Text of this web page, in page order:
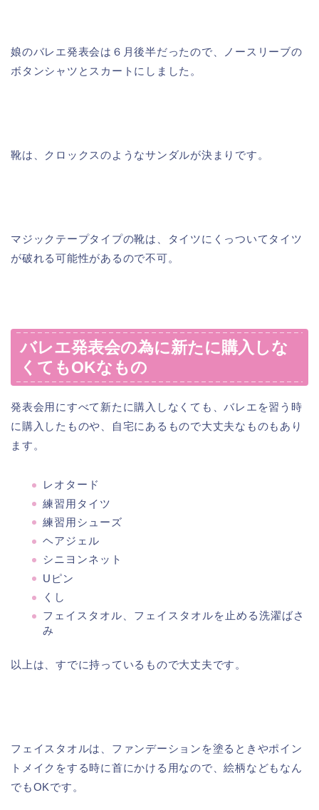
娘のバレエ発表会は６月後半だったので、ノースリーブの
ボタンシャツとスカートにしました。
靴は、 クロックスのようなサンダルが決まりです。
マジックテープタイプの靴は、タイツにくっついてタイツ
が破れる可能性があるので不可。
バレエ発表会の為に新たに購入しな
くてもOKなもの
発表会用にすべて新たに購入しなくても、バレエを習う時
に購入したものや、自宅にあるもので大丈夫なものもあり
ます。
レオタード
練習用タイツ
練習用シューズ
ヘアジェル
シニヨンネット
Uピン
くし
フェイスタオル、フェイスタオルを止める洗濯ばさ
み
以上は、すでに持っているもので大丈夫です。
フェイスタオルは、ファンデーションを塗るときやポイン
トメイクをする時に首にかける用なので、絵柄などもなん
でもOKです。